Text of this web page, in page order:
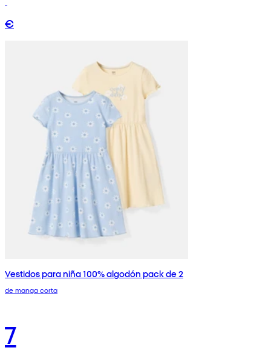
€
Vestidos para niña 100% algodón pack de 2
de manga corta
7